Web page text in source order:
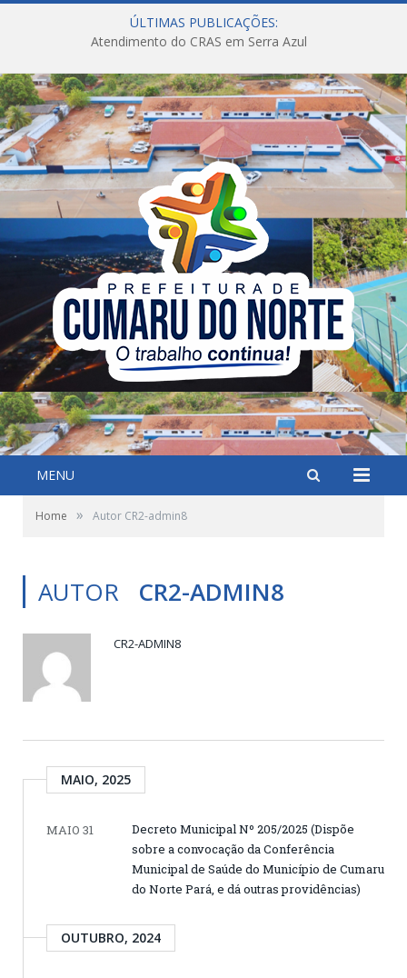
ÚLTIMAS PUBLICAÇÕES:
Atendimento do CRAS em Serra Azul
MENU
Home » Autor CR2-admin8
AUTOR CR2-ADMIN8
CR2-ADMIN8
MAIO, 2025
MAIO 31
Decreto Municipal Nº 205/2025 (Dispõe
sobre a convocação da Conferência
Municipal de Saúde do Município de Cumaru
do Norte Pará, e dá outras providências)
OUTUBRO, 2024